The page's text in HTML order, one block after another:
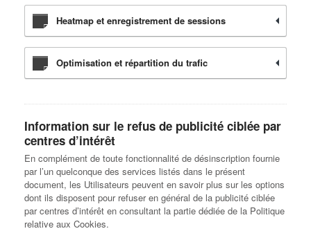
Heatmap et enregistrement de sessions
Optimisation et répartition du trafic
Information sur le refus de publicité ciblée par
centres d’intérêt
En complément de toute fonctionnalité de désinscription fournie
par l’un quelconque des services listés dans le présent
document, les Utilisateurs peuvent en savoir plus sur les options
dont ils disposent pour refuser en général de la publicité ciblée
par centres d’intérêt en consultant la partie dédiée de la Politique
relative aux Cookies.